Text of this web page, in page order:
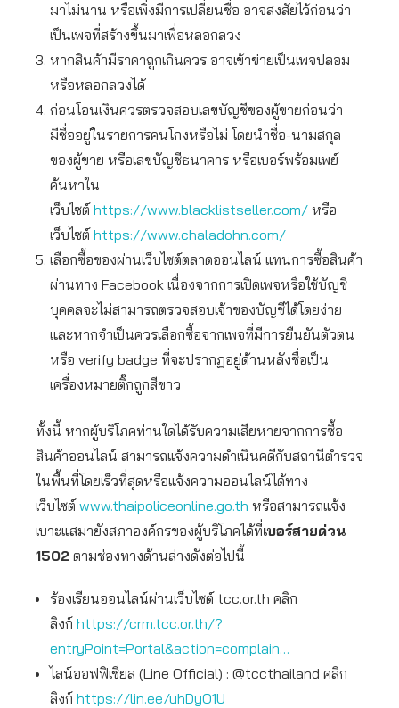
มาไม่นาน หรือเพิ่งมีการเปลี่ยนชื่อ อาจสงสัยไว้ก่อนว่า
เป็นเพจที่สร้างขึ้นมาเพื่อหลอกลวง
หากสินค้ามีราคาถูกเกินควร อาจเข้าข่ายเป็นเพจปลอม
หรือหลอกลวงได้
ก่อนโอนเงินควรตรวจสอบเลขบัญชีของผู้ขายก่อนว่า
มีชื่ออยู่ในรายการคนโกงหรือไม่ โดยนำชื่อ-นามสกุล
ของผู้ขาย หรือเลขบัญชีธนาคาร หรือเบอร์พร้อมเพย์
ค้นหาใน
เว็บไซต์ https://www.blacklistseller.com/ หรือ
เว็บไซต์ https://www.chaladohn.com/
เลือกซื้อของผ่านเว็บไซต์ตลาดออนไลน์ แทนการซื้อสินค้า
ผ่านทาง Facebook เนื่องจากการเปิดเพจหรือใช้บัญชี
บุคคลจะไม่สามารถตรวจสอบเจ้าของบัญชีได้โดยง่าย
และหากจำเป็นควรเลือกซื้อจากเพจที่มีการยืนยันตัวตน
หรือ verify badge ที่จะปรากฏอยู่ด้านหลังชื่อเป็น
เครื่องหมายติ๊กถูกสีขาว
ทั้งนี้ หากผู้บริโภคท่านใดได้รับความเสียหายจากการซื้อ
สินค้าออนไลน์ สามารถแจ้งความดำเนินคดีกับสถานีตำรวจ
ในพื้นที่โดยเร็วที่สุดหรือแจ้งความออนไลน์ได้ทาง
เว็บไซต์ www.thaipoliceonline.go.th หรือสามารถแจ้ง
เบาะแสมายังสภาองค์กรของผู้บริโภคได้ที่เบอร์สายด่วน
1502 ตามช่องทางด้านล่างดังต่อไปนี้
ร้องเรียนออนไลน์ผ่านเว็บไซต์ tcc.or.th คลิก
ลิงก์ https://crm.tcc.or.th/?
entryPoint=Portal&action=complain…
ไลน์ออฟฟิเชียล (Line Official) : @tccthailand คลิก
ลิงก์ https://lin.ee/uhDyO1U